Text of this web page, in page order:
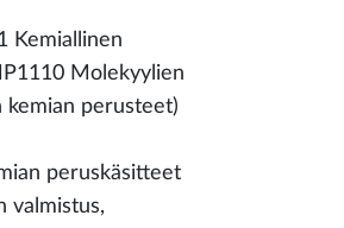
Kemiallinen
Molekyylien
kemian perusteet)
peruskäsitteet
valmistus,